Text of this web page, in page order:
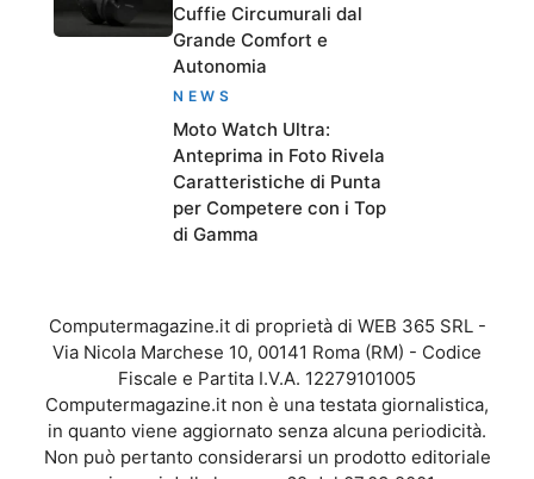
Cuffie Circumurali dal
Grande Comfort e
Autonomia
NEWS
Moto Watch Ultra:
Anteprima in Foto Rivela
Caratteristiche di Punta
per Competere con i Top
di Gamma
Computermagazine.it di proprietà di WEB 365 SRL -
Via Nicola Marchese 10, 00141 Roma (RM) - Codice
Fiscale e Partita I.V.A. 12279101005
Computermagazine.it non è una testata giornalistica,
in quanto viene aggiornato senza alcuna periodicità.
Non può pertanto considerarsi un prodotto editoriale